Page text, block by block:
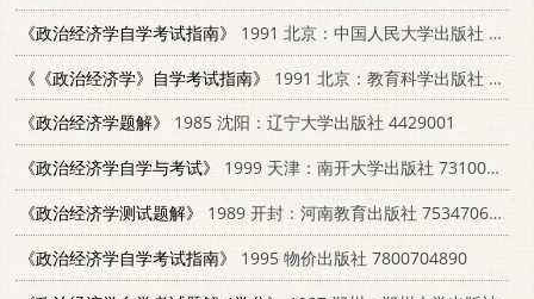
《政治经济学自学考试指南》
1991 北京：中国人民大学出版社 7300012523
《《政治经济学》自学考试指南》
1991 北京：教育科学出版社 7504108669
《政治经济学题解》
1985 沈阳：辽宁大学出版社 4429001
《政治经济学自学与考试》
1999 天津：南开大学出版社 7310012577
《政治经济学测试题解》
1989 开封：河南教育出版社 7534706645
《政治经济学自学考试指南》
1995 物价出版社 7800704890